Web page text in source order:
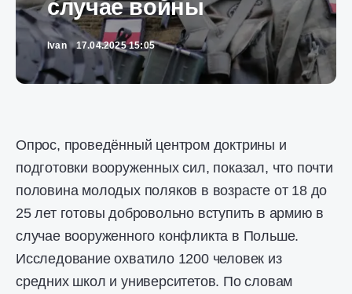
случае войны
Ivan 17.04.2025 15:05
Опрос, проведённый центром доктрины и
подготовки вооруженных сил, показал, что почти
половина молодых поляков в возрасте от 18 до
25 лет готовы добровольно вступить в армию в
случае вооруженного конфликта в Польше.
Исследование охватило 1200 человек из
средних школ и университетов. По словам